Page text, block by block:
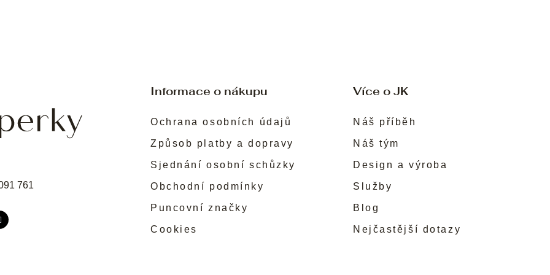
Informace o nákupu
Ochrana osobních údajů
Způsob platby a dopravy
Sjednání osobní schůzky
Obchodní podmínky
Puncovní značky
Cookies
Více o JK
Náš příběh
Náš tým
Design a výroba
Služby
Blog
Nejčastější dotazy
761